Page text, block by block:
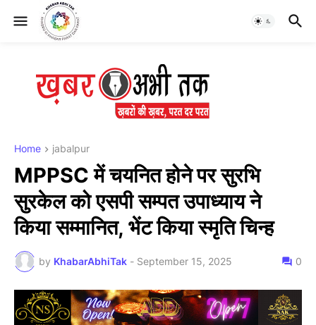
Home jabalpur
MPPSC में चयनित होने पर सुरभि
सुरकेल को एसपी सम्पत उपाध्याय ने
किया सम्मानित, भेंट किया स्मृति चिन्ह
by KhabarAbhiTak - September 15, 2025 0